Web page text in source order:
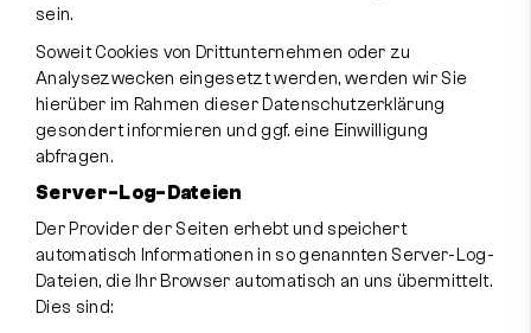
sein.
Soweit Cookies von Drittunternehmen oder zu
Analysezwecken eingesetzt werden, werden wir Sie
hierüber im Rahmen dieser Datenschutzerklärung
gesondert informieren und ggf. eine Einwilligung
abfragen.
Server-Log-Dateien
Der Provider der Seiten erhebt und speichert
automatisch Informationen in so genannten Server-Log-
Dateien, die Ihr Browser automatisch an uns übermittelt.
Dies sind: